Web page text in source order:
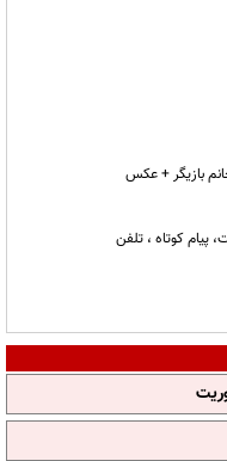
بازیگر + عکس
پیام کوتاه ، تلفن